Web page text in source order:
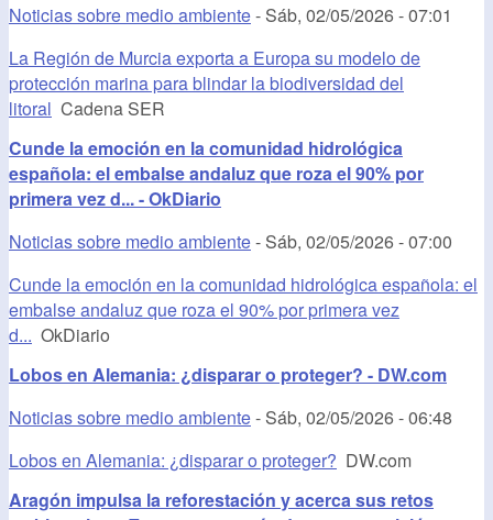
Noticias sobre medio ambiente- Sáb, 02/05/2026 - 07:01
La Región de Murcia exporta a Europa su modelo de
protección marina para blindar la biodiversidad del
litoral Cadena SER
Cunde la emoción en la comunidad hidrológica
española: el embalse andaluz que roza el 90% por
primera vez d... - OkDiario
Noticias sobre medio ambiente- Sáb, 02/05/2026 - 07:00
Cunde la emoción en la comunidad hidrológica española: el
embalse andaluz que roza el 90% por primera vez
d... OkDiario
Lobos en Alemania: ¿disparar o proteger? - DW.com
Noticias sobre medio ambiente- Sáb, 02/05/2026 - 06:48
Lobos en Alemania: ¿disparar o proteger? DW.com
Aragón impulsa la reforestación y acerca sus retos